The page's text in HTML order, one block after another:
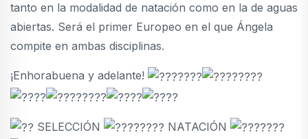
tanto en la modalidad de natación como en la de aguas
abiertas. Será el primer Europeo en el que Ángela
compite en ambas disciplinas.
¡Enhorabuena y adelante!
SELECCIÓN
NATACIÓN